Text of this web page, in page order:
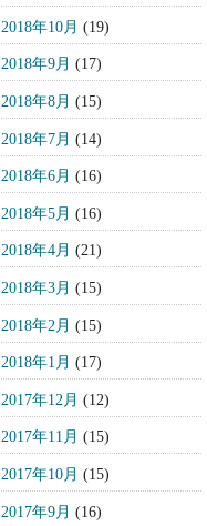
2018年10月 (19)
2018年9月 (17)
2018年8月 (15)
2018年7月 (14)
2018年6月 (16)
2018年5月 (16)
2018年4月 (21)
2018年3月 (15)
2018年2月 (15)
2018年1月 (17)
2017年12月 (12)
2017年11月 (15)
2017年10月 (15)
2017年9月 (16)